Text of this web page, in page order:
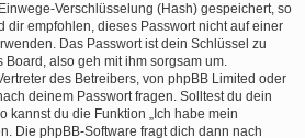
Verschlüsselung (Hash) gespeichert, so
dir empfohlen, dieses Passwort nicht auf einer
Das Passwort ist dein Schlüssel zu
also geh mit ihm sorgsam um.
des Betreibers, von phpBB Limited oder
deinem Passwort fragen. Solltest du dein
kannst du die Funktion „Ich habe mein
Die phpBB-Software fragt dich dann nach